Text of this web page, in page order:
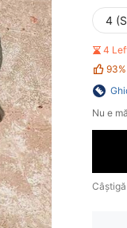
4
4
93%
Nu e